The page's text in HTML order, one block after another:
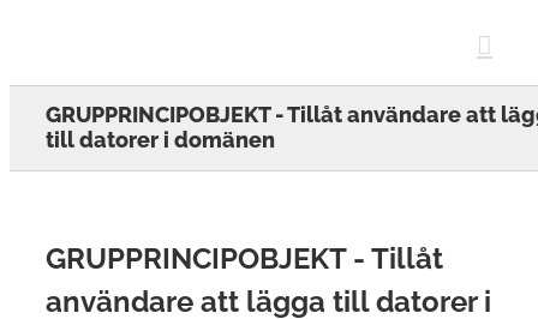
GRUPPRINCIPOBJEKT - Tillåt användare att
till datorer i domänen
GRUPPRINCIPOBJEKT - Tillåt
användare att lägga till datorer i